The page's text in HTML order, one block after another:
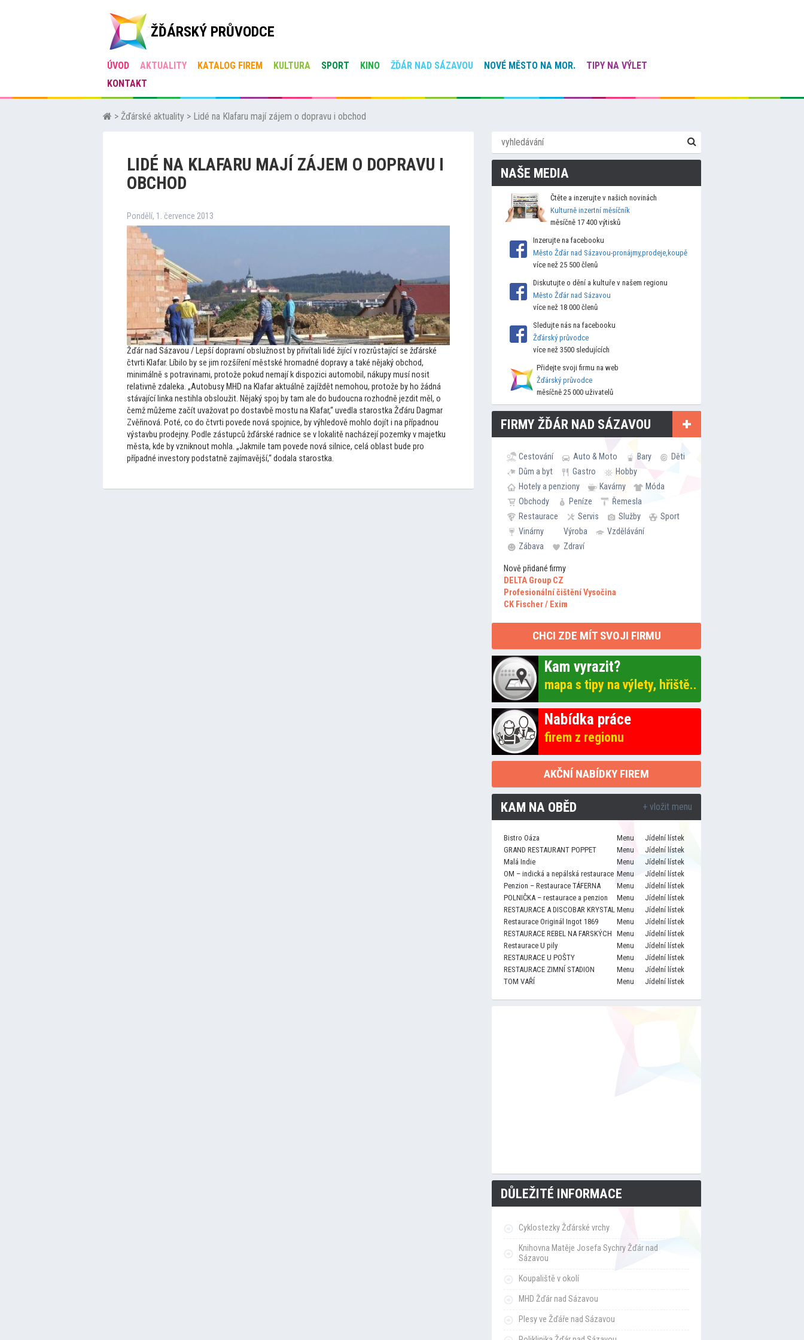
ŽĎÁRSKÝ PRŮVODCE
ÚVOD AKTUALITY KATALOG FIREM KULTURA SPORT KINO ŽĎÁR NAD SÁZAVOU NOVÉ MĚSTO NA MOR.
TIPY NA VÝLET
KONTAKT
> Žďárské aktuality > Lidé na Klafaru mají zájem o dopravu i obchod
LIDÉ NA KLAFARU MAJÍ ZÁJEM O DOPRAVU I
OBCHOD
Pondělí, 1. července 2013
Žďár nad Sázavou / Lepší dopravní obslužnost by přivítali lidé žijící v rozrůstající se žďárské
čtvrti Klafar. Líbilo by se jim rozšíření městské hromadné dopravy a také nějaký obchod,
minimálně s potravinami, protože pokud nemají k dispozici automobil, nákupy musí nosit
relativně zdaleka. „Autobusy MHD na Klafar aktuálně zajíždět nemohou, protože by ho žádná
stávající linka nestihla obsloužit. Nějaký spoj by tam ale do budoucna rozhodně jezdit měl, o
čemž můžeme začít uvažovat po dostavbě mostu na Klafar,“ uvedla starostka Žďáru Dagmar
Zvěřinová. Poté, co do čtvrti povede nová spojnice, by výhledově mohlo dojít i na případnou
výstavbu prodejny. Podle zástupců žďárské radnice se v lokalitě nacházejí pozemky v majetku
města, kde by vzniknout mohla. „Jakmile tam povede nová silnice, celá oblast bude pro
případné investory podstatně zajímavější,“ dodala starostka.
NAŠE MEDIA
Čtěte a inzerujte v našich novinách
Kulturně inzertní měsíčník
měsíčně 17 400 výtisků
Inzerujte na facebooku
Město Žďár nad Sázavou-pronájmy,prodeje,koupě
více než 25 500 členů
Diskutujte o dění a kultuře v našem regionu
Město Žďár nad Sázavou
více než 18 000 členů
Sledujte nás na facebooku
Žďárský průvodce
více než 3500 sledujících
Přidejte svoji firmu na web
Žďárský průvodce
měsíčně 25 000 uživatelů
FIRMY ŽĎÁR NAD SÁZAVOU
Cestování Auto & Moto Bary
Děti
Dům a byt
Gastro
Hobby
Hotely a penziony
Kavárny
Móda
Obchody
Peníze
Řemesla
Restaurace
Servis Služby
Sport
Vinárny
Výroba
Vzdělávání
Zábava
Zdraví
Nově přidané firmy
DELTA Group CZ
Profesionální čištění Vysočina
CK Fischer / Exim
CHCI ZDE MÍT SVOJI FIRMU
Kam vyrazit?
mapa s tipy na výlety, hřiště..
Nabídka práce
firem z regionu
AKČNÍ NABÍDKY FIREM
KAM NA OBĚD + vložit menu
Bistro Oáza Menu
Jídelní lístek
GRAND RESTAURANT POPPET
Menu
Jídelní lístek
Malá Indie
Menu
Jídelní lístek
OM – indická a nepálská restaurace Menu
Jídelní lístek
Penzion – Restaurace TÁFERNA
Menu
Jídelní lístek
POLNIČKA – restaurace a penzion
Menu
Jídelní lístek
RESTAURACE A DISCOBAR KRYSTAL Menu
Jídelní lístek
Restaurace Originál Ingot 1869
Menu
Jídelní lístek
RESTAURACE REBEL NA FARSKÝCH Menu
Jídelní lístek
Restaurace U pily
Menu
Jídelní lístek
RESTAURACE U POŠTY
Menu
Jídelní lístek
RESTAURACE ZIMNÍ STADION
Menu
Jídelní lístek
TOM VAŘÍ
Menu Jídelní lístek
DŮLEŽITÉ INFORMACE
Cyklostezky Žďárské vrchy
Knihovna Matěje Josefa Sychry Žďár nad
Sázavou
Koupaliště v okolí
MHD Žďár nad Sázavou
Plesy ve Žďáře nad Sázavou